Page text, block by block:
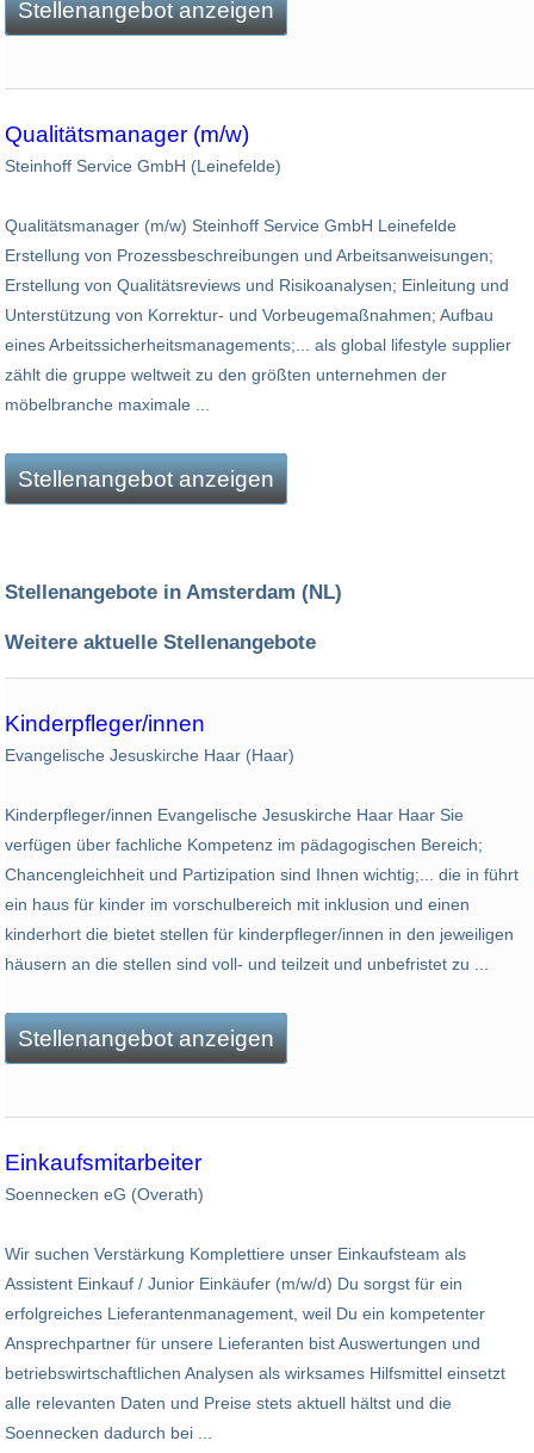
Stellenangebot anzeigen
Qualitätsmanager (m/w)
Steinhoff Service GmbH (Leinefelde)
Qualitätsmanager (m/w) Steinhoff Service GmbH Leinefelde
Erstellung von Prozessbeschreibungen und Arbeitsanweisungen;
Erstellung von Qualitätsreviews und Risikoanalysen; Einleitung und
Unterstützung von Korrektur- und Vorbeugemaßnahmen; Aufbau
eines Arbeitssicherheitsmanagements;... als global lifestyle supplier
zählt die gruppe weltweit zu den größten unternehmen der
möbelbranche maximale ...
Stellenangebot anzeigen
Stellenangebote in Amsterdam (NL)
Weitere aktuelle Stellenangebote
Kinderpfleger/innen
Evangelische Jesuskirche Haar (Haar)
Kinderpfleger/innen Evangelische Jesuskirche Haar Haar Sie
verfügen über fachliche Kompetenz im pädagogischen Bereich;
Chancengleichheit und Partizipation sind Ihnen wichtig;... die in führt
ein haus für kinder im vorschulbereich mit inklusion und einen
kinderhort die bietet stellen für kinderpfleger/innen in den jeweiligen
häusern an die stellen sind voll- und teilzeit und unbefristet zu ...
Stellenangebot anzeigen
Einkaufsmitarbeiter
Soennecken eG (Overath)
Wir suchen Verstärkung Komplettiere unser Einkaufsteam als
Assistent Einkauf / Junior Einkäufer (m/w/d) Du sorgst für ein
erfolgreiches Lieferantenmanagement, weil Du ein kompetenter
Ansprechpartner für unsere Lieferanten bist Auswertungen und
betriebswirtschaftlichen Analysen als wirksames Hilfsmittel einsetzt
alle relevanten Daten und Preise stets aktuell hältst und die
Soennecken dadurch bei ...